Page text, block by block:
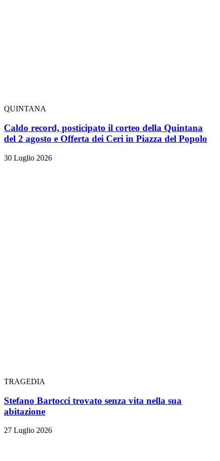
QUINTANA
Caldo record, posticipato il corteo della Quintana
del 2 agosto e Offerta dei Ceri in Piazza del Popolo
30 Luglio 2026
TRAGEDIA
Stefano Bartocci trovato senza vita nella sua
abitazione
27 Luglio 2026